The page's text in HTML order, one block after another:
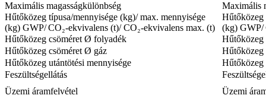
Maximális magasságkülönbség
Maximális
Hűtőközeg típusa/mennyisége (kg)/ max. mennyisége
(kg) GWP/ CO₂-ekvivalens (t)/ CO₂-ekvivalens max. (t)
Hűtőközeg
(kg) GWP/
Hűtőközeg csöméret Ø folyadék
Hűtőközeg csöméret Ø gáz
Hűtőközeg
Hűtőközeg utántötési mennyisége
Hűtőközeg
Feszültségellátás
Üzemi áramfelvétel
Üzemi